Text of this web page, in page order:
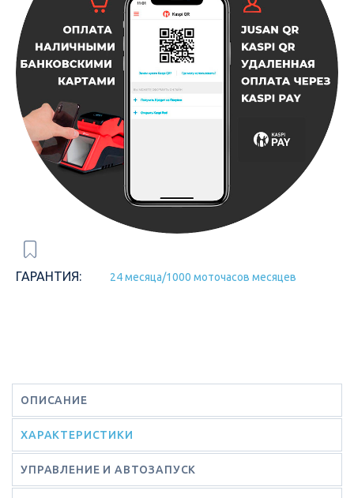
ГАРАНТИЯ: 24 месяца/1000 моточасов месяцев
ОПИСАНИЕ
ХАРАКТЕРИСТИКИ
УПРАВЛЕНИЕ И АВТОЗАПУСК